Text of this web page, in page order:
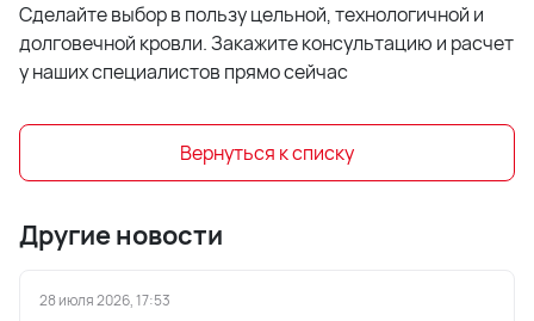
Сделайте выбор в пользу цельной, технологичной и
долговечной кровли. Закажите консультацию и расчет
у наших специалистов прямо сейчас
Вернуться к списку
Другие новости
28 июля 2026, 17:53